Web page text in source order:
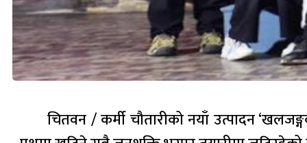
चितवन / कर्मी चौतारीको नयाँ उत्पादन